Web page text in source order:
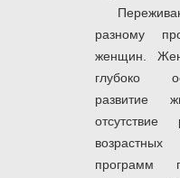
разному
женщин.
глубоко
развитие
отсутствие
программ